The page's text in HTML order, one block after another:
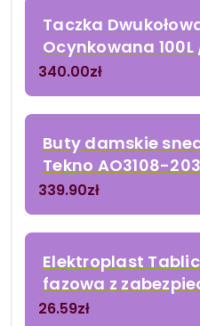
Taczka
Ocynkowana 100L
340.00zł
Buty damskie
Tekno AO3108-203
339.90zł
Elektroplast
fazowa z
26.59zł